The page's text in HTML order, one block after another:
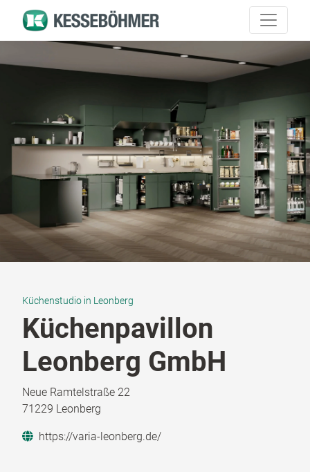
Küchenstudio in Leonberg
Küchenpavillon
Leonberg GmbH
Neue Ramtelstraße 22
71229 Leonberg
https://varia-leonberg.de/